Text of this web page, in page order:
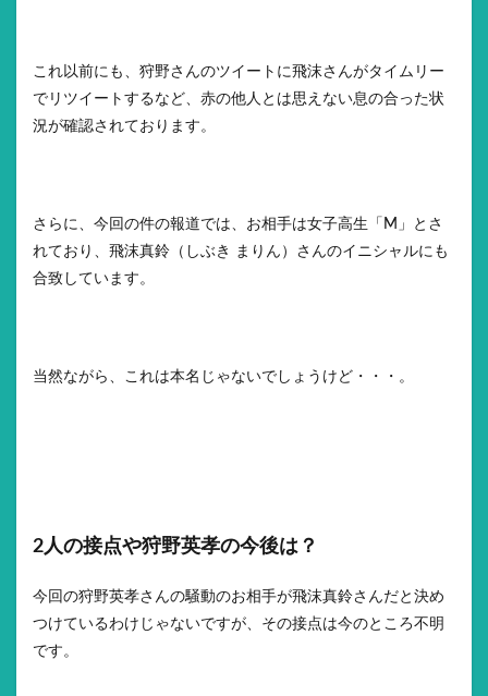
これ以前にも、狩野さんのツイートに飛沫さんがタイムリー
でリツイートするなど、赤の他人とは思えない息の合った状
況が確認されております。
さらに、今回の件の報道では、お相手は女子高生「M」とさ
れており、飛沫真鈴（しぶき まりん）さんのイニシャルにも
合致しています。
当然ながら、これは本名じゃないでしょうけど・・・。
2人の接点や狩野英孝の今後は？
今回の狩野英孝さんの騒動のお相手が飛沫真鈴さんだと決め
つけているわけじゃないですが、その接点は今のところ不明
です。